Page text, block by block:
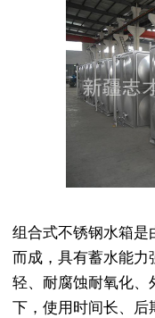
组合式不锈钢水箱是
而成，具有蓄水能
轻、耐腐蚀耐氧化、
下，使用时间长、后